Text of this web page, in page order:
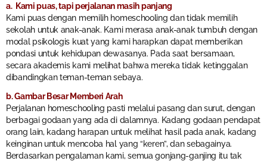
a. Kami puas, tapi perjalanan masih panjang
Kami puas dengan memilih homeschooling dan tidak memilih
sekolah untuk anak-anak. Kami merasa anak-anak tumbuh dengan
modal psikologis kuat yang kami harapkan dapat memberikan
pondasi untuk kehidupan dewasanya. Pada saat bersamaan,
secara akademis kami melihat bahwa mereka tidak ketinggalan
dibandingkan teman-teman sebaya.
b. Gambar Besar Memberi Arah
Perjalanan homeschooling pasti melalui pasang dan surut, dengan
berbagai godaan yang ada di dalamnya. Kadang godaan pendapat
orang lain, kadang harapan untuk melihat hasil pada anak, kadang
keinginan untuk mencoba hal yang “keren”, dan sebagainya.
Berdasarkan pengalaman kami, semua gonjang-ganjing itu tak